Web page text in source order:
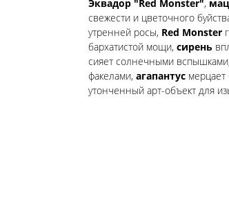
Эквадор "Red Monster",
свежести и цветочного
утренней росы, Red Monster
бархатистой мощи, сирень
сияет солнечными
факелами, агапантус
утонченный арт-объект для